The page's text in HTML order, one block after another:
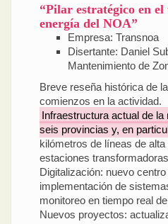
“Pilar estratégico en
energía del NOA”
Empresa: Transnoa
Disertante: Daniel
Mantenimiento de
Breve reseña histórica de
comienzos en la actividad.
Infraestructura actual de
seis provincias y, en
kilómetros de líneas de
estaciones
Digitalización: nuevo
implementación de
monitoreo en tiempo real
Nuevos proyectos: